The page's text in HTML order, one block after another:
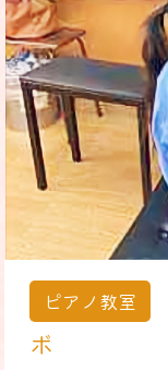
ピアノ教室
ボ